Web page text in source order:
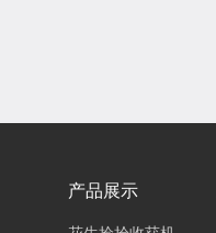
产品展示